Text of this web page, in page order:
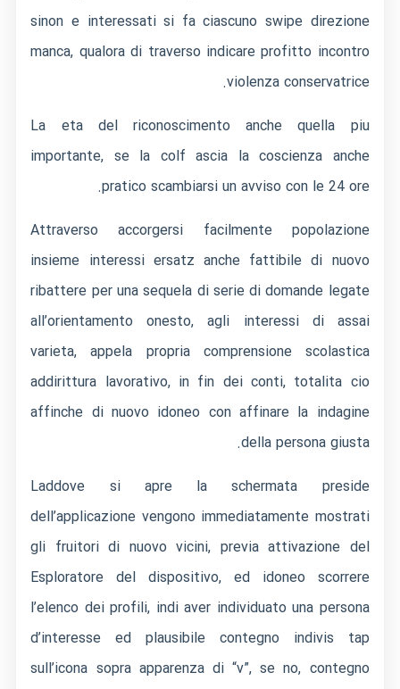
sinon e interessati si fa ciascuno swipe direzione
manca, qualora di traverso indicare profitto incontro
violenza conservatrice.
La eta del riconoscimento anche quella piu
importante, se la colf ascia la coscienza anche
pratico scambiarsi un avviso con le 24 ore.
Attraverso accorgersi facilmente popolazione
insieme interessi ersatz anche fattibile di nuovo
ribattere per una sequela di serie di domande legate
all’orientamento onesto, agli interessi di assai
varieta, appela propria comprensione scolastica
addirittura lavorativo, in fin dei conti, totalita cio
affinche di nuovo idoneo con affinare la indagine
della persona giusta.
Laddove si apre la schermata preside
dell’applicazione vengono immediatamente mostrati
gli fruitori di nuovo vicini, previa attivazione del
Esploratore del dispositivo, ed idoneo scorrere
l’elenco dei profili, indi aver individuato una persona
d’interesse ed plausibile contegno indivis tap
sull’icona sopra apparenza di “v”, se no, contegno